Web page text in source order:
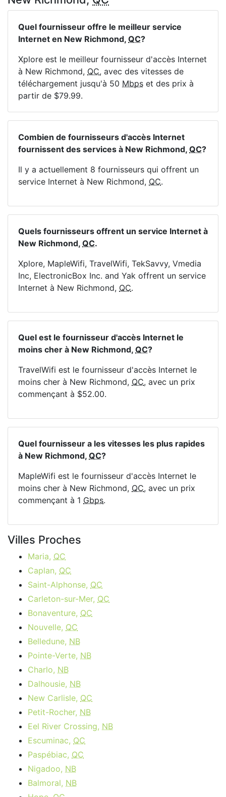
Quel fournisseur offre le meilleur service
Internet en New Richmond, QC?
Xplore est le meilleur fournisseur d'accès Internet
à New Richmond, QC, avec des vitesses de
téléchargement jusqu'à 50 Mbps et des prix à
partir de $79.99.
Combien de fournisseurs d'accès Internet
fournissent des services à New Richmond, QC?
Il y a actuellement 8 fournisseurs qui offrent un
service Internet à New Richmond, QC.
Quels fournisseurs offrent un service Internet à
New Richmond, QC.
Xplore, MapleWifi, TravelWifi, TekSavvy, Vmedia
Inc, ElectronicBox Inc. and Yak offrent un service
Internet à New Richmond, QC.
Quel est le fournisseur d'accès Internet le
moins cher à New Richmond, QC?
TravelWifi est le fournisseur d'accès Internet le
moins cher à New Richmond, QC, avec un prix
commençant à $52.00.
Quel fournisseur a les vitesses les plus rapides
à New Richmond, QC?
MapleWifi est le fournisseur d'accès Internet le
moins cher à New Richmond, QC, avec un prix
commençant à 1 Gbps.
Villes Proches
Maria, QC
Caplan, QC
Saint-Alphonse, QC
Carleton-sur-Mer, QC
Bonaventure, QC
Nouvelle, QC
Belledune, NB
Pointe-Verte, NB
Charlo, NB
Dalhousie, NB
New Carlisle, QC
Petit-Rocher, NB
Eel River Crossing, NB
Escuminac, QC
Paspébiac, QC
Nigadoo, NB
Balmoral, NB